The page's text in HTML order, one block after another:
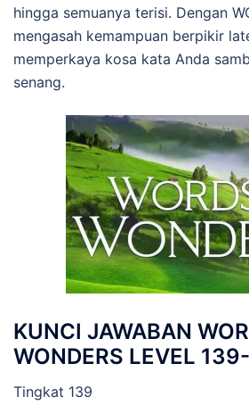
hingga semuanya terisi. Dengan
mengasah kemampuan berpikir
memperkaya kosa kata Anda
senang.
KUNCI JAWABAN
WONDERS LEVEL
Tingkat 139